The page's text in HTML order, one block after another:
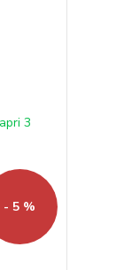
- 5 %